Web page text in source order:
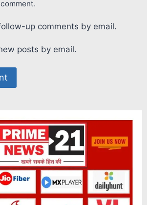
up comments by email.
posts by email.